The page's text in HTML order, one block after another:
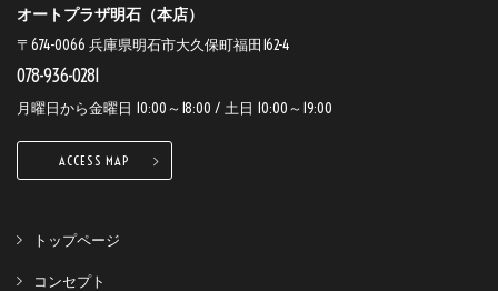
オートプラザ明石（本店）
〒674-0066 兵庫県明石市大久保町福田162-4
078-936-0281
月曜日から金曜日 10:00～18:00 / 土日 10:00～19:00
ACCESS MAP
トップページ
コンセプト